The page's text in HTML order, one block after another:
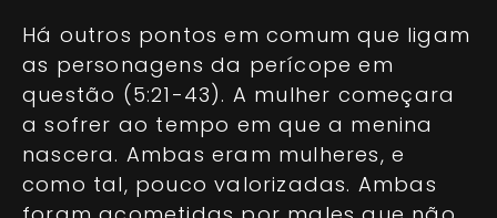
Há outros pontos em comum que ligam
as personagens da perícope em
questão (5:21-43). A mulher começara
a sofrer ao tempo em que a menina
nascera. Ambas eram mulheres, e
como tal, pouco valorizadas. Ambas